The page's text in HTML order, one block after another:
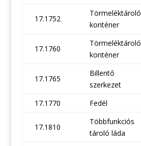
17.1752
Törmeléktároló
konténer
17.1760
Törmeléktároló
konténer
17.1765
Billentő
szerkezet
17.1770 Fedél
17.1810
Többfunkciós
tároló láda